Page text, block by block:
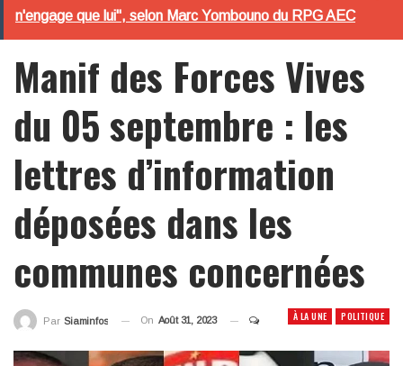
n'engage que lui", selon Marc Yombouno du RPG AEC
Manif des Forces Vives
du 05 septembre : les
lettres d’information
déposées dans les
communes concernées
À LA UNE POLITIQUE
Par Siaminfos On Août 31, 2023